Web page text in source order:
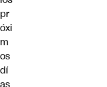
pr
óxi
m
os
dí